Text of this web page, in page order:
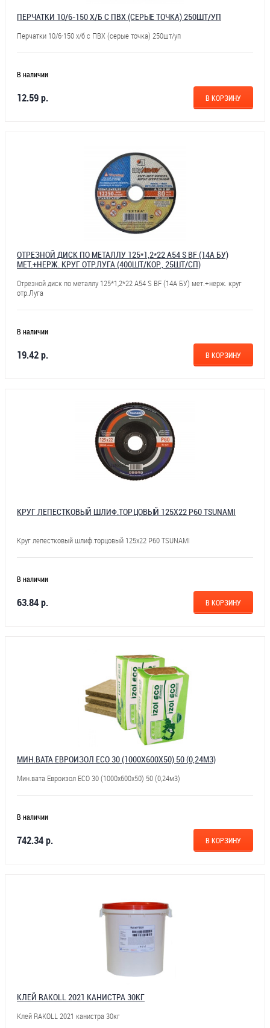
ПЕРЧАТКИ 10/6-150 Х/Б С ПВХ (СЕРЫЕ ТОЧКА) 250ШТ/УП
Перчатки 10/6-150 х/б с ПВХ (серые точка) 250шт/уп
В наличии
12.59 р. В КОРЗИНУ
ОТРЕЗНОЙ ДИСК ПО МЕТАЛЛУ 125*1,2*22 А54 S BF (14А БУ)
МЕТ.+НЕРЖ. КРУГ ОТР.ЛУГА (400ШТ/КОР., 25ШТ/СП)
Отрезной диск по металлу 125*1,2*22 А54 S BF (14А БУ) мет.+нерж. круг
отр.Луга
В наличии
19.42 р. В КОРЗИНУ
КРУГ ЛЕПЕСТКОВЫЙ ШЛИФ.ТОРЦОВЫЙ 125Х22 Р60 TSUNAMI
Круг лепестковый шлиф.торцовый 125х22 Р60 TSUNAMI
В наличии
63.84 р. В КОРЗИНУ
МИН.ВАТА ЕВРОИЗОЛ ЕСО 30 (1000Х600Х50) 50 (0,24М3)
Мин.вата Евроизол ЕСО 30 (1000х600х50) 50 (0,24м3)
В наличии
742.34 р. В КОРЗИНУ
КЛЕЙ RAKOLL 2021 КАНИСТРА 30КГ
Клей RAKOLL 2021 канистра 30кг